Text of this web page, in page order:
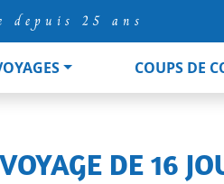
depuis 25 ans
COUPS DE
VOYAGE DE 16